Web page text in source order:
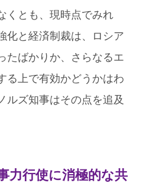
くとも、現時点でみれ
化と経済制裁は、ロシア
たばかりか、さらなるエ
る上で有効かどうかはわ
ルズ知事はその点を追及
力行使に消極的な共